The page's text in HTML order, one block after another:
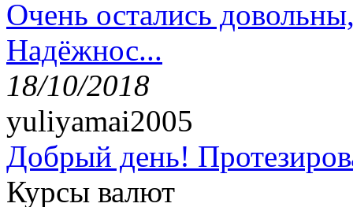
Очень остались
Надёжнос...
18/10/2018
yuliyamai2005
Добрый день!
Курсы валют